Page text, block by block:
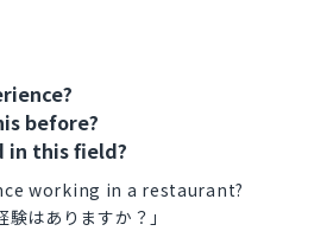
before?
in this field?
working in a restaurant?
験はありますか？」